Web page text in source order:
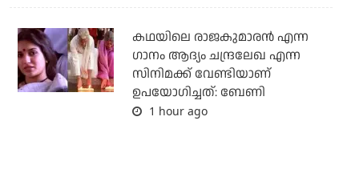
കഥയിലെ രാജകുമാരൻ എന്ന
ഗാനം ആദ്യം ചന്ദ്രലേഖ എന്ന
സിനിമക്ക് വേണ്ടിയാണ്
ഉപയോഗിച്ചത്: ബേണി
1 hour ago